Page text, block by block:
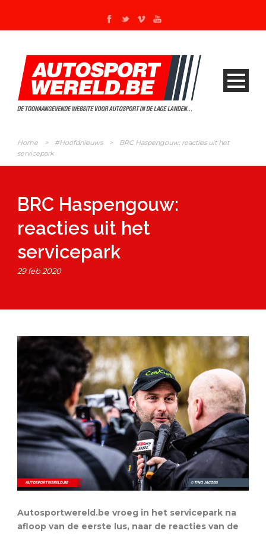
Home > #Hoofdnieuws >
BRC Haspengouw: reacties uit het
servicepark
BRC Haspengouw:
reacties uit het
servicepark
29 feb 2020
Autosportwereld.be vroeg in het servicepark na
afloop van de eerste lus, naar de reacties van de